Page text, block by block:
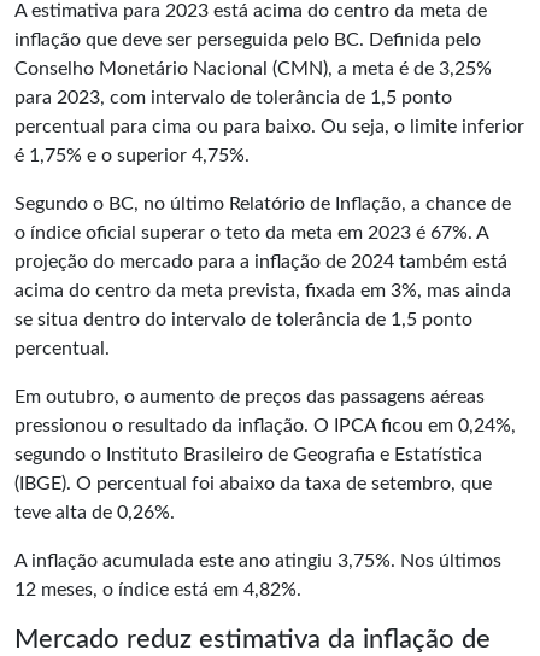
A estimativa para 2023 está acima do centro da meta de
inflação que deve ser perseguida pelo BC. Definida pelo
Conselho Monetário Nacional (CMN), a meta é de 3,25%
para 2023, com intervalo de tolerância de 1,5 ponto
percentual para cima ou para baixo. Ou seja, o limite inferior
é 1,75% e o superior 4,75%.
Segundo o BC, no último Relatório de Inflação, a chance de
o índice oficial superar o teto da meta em 2023 é 67%. A
projeção do mercado para a inflação de 2024 também está
acima do centro da meta prevista, fixada em 3%, mas ainda
se situa dentro do intervalo de tolerância de 1,5 ponto
percentual.
Em outubro, o aumento de preços das passagens aéreas
pressionou o resultado da inflação. O IPCA ficou em 0,24%,
segundo o Instituto Brasileiro de Geografia e Estatística
(IBGE). O percentual foi abaixo da taxa de setembro, que
teve alta de 0,26%.
A inflação acumulada este ano atingiu 3,75%. Nos últimos
12 meses, o índice está em 4,82%.
Mercado reduz estimativa da inflação de